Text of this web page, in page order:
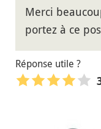
Merci
portez à ce
Réponse utile ?